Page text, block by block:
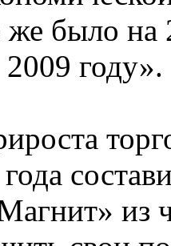
же было
году».
из